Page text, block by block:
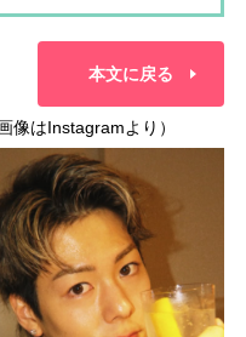
本文に戻る
像はInstagramより）